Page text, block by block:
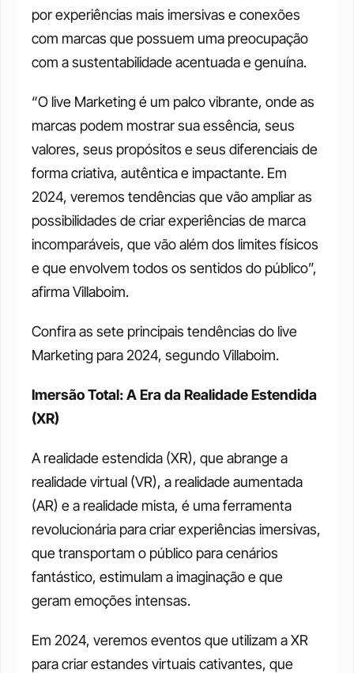
por experiências mais imersivas e conexões
com marcas que possuem uma preocupação
com a sustentabilidade acentuada e genuína.
“O live Marketing é um palco vibrante, onde as
marcas podem mostrar sua essência, seus
valores, seus propósitos e seus diferenciais de
forma criativa, autêntica e impactante. Em
2024, veremos tendências que vão ampliar as
possibilidades de criar experiências de marca
incomparáveis, que vão além dos limites físicos
e que envolvem todos os sentidos do público”,
afirma Villaboim.
Confira as sete principais tendências do live
Marketing para 2024, segundo Villaboim.
Imersão Total: A Era da Realidade Estendida
(XR)
A realidade estendida (XR), que abrange a
realidade virtual (VR), a realidade aumentada
(AR) e a realidade mista, é uma ferramenta
revolucionária para criar experiências imersivas,
que transportam o público para cenários
fantástico, estimulam a imaginação e que
geram emoções intensas.
Em 2024, veremos eventos que utilizam a XR
para criar estandes virtuais cativantes, que